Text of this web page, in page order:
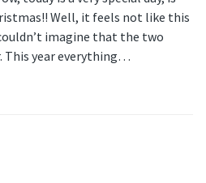
Well, it feels not like this
imagine that the two
This year everything…